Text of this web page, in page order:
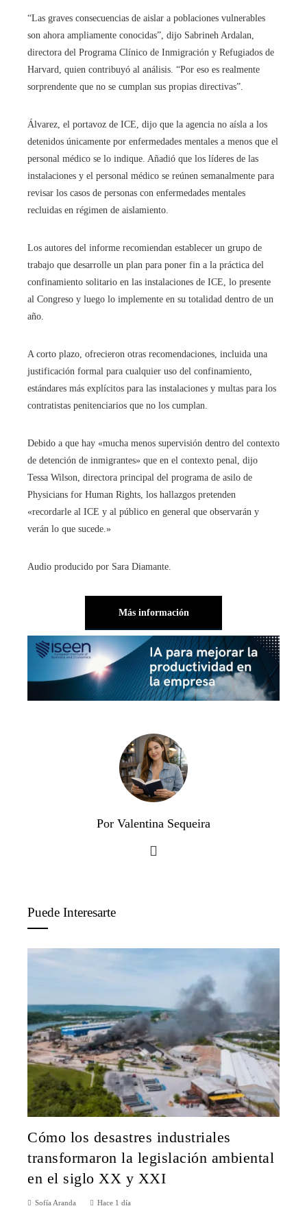
“Las graves consecuencias de aislar a poblaciones vulnerables
son ahora ampliamente conocidas”, dijo Sabrineh Ardalan,
directora del Programa Clínico de Inmigración y Refugiados de
Harvard, quien contribuyó al análisis. “Por eso es realmente
sorprendente que no se cumplan sus propias directivas”.
Álvarez, el portavoz de ICE, dijo que la agencia no aísla a los
detenidos únicamente por enfermedades mentales a menos que el
personal médico se lo indique. Añadió que los líderes de las
instalaciones y el personal médico se reúnen semanalmente para
revisar los casos de personas con enfermedades mentales
recluidas en régimen de aislamiento.
Los autores del informe recomiendan establecer un grupo de
trabajo que desarrolle un plan para poner fin a la práctica del
confinamiento solitario en las instalaciones de ICE, lo presente
al Congreso y luego lo implemente en su totalidad dentro de un
año.
A corto plazo, ofrecieron otras recomendaciones, incluida una
justificación formal para cualquier uso del confinamiento,
estándares más explícitos para las instalaciones y multas para los
contratistas penitenciarios que no los cumplan.
Debido a que hay «mucha menos supervisión dentro del contexto
de detención de inmigrantes» que en el contexto penal, dijo
Tessa Wilson, directora principal del programa de asilo de
Physicians for Human Rights, los hallazgos pretenden
«recordarle al ICE y al público en general que observarán y
verán lo que sucede.»
Audio producido por Sara Diamante.
Más información
Por Valentina Sequeira
Puede Interesarte
Cómo los desastres industriales
transformaron la legislación ambiental
en el siglo XX y XXI
Sofía Aranda Hace 1 día